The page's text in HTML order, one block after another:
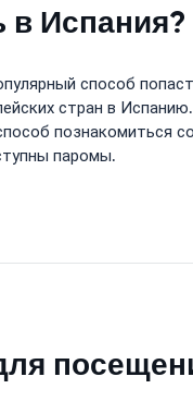
в Испания?
способ
стран в Испанию.
познакомиться
паромы.